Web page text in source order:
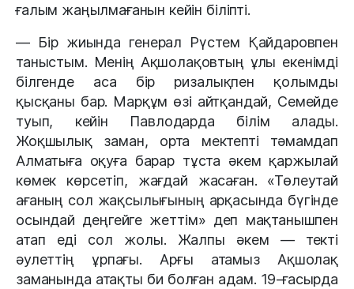
ғалым жаңылмағанын кейін біліпті.
— Бір жиында генерал Рүстем Қайдаровпен
таныстым. Менің Ақшолақовтың ұлы екенімді
білгенде аса бір ризалықпен қолымды
қысқаны бар. Марқұм өзі айтқандай, Семейде
туып, кейін Павлодарда білім алады.
Жоқшылық заман, орта мектепті тәмамдап
Алматыға оқуға барар тұста әкем қаржылай
көмек көрсетіп, жағдай жасаған. «Төлеутай
ағаның сол жақсылығының арқасында бүгінде
осындай деңгейге жеттім» деп мақтанышпен
атап еді сол жолы. Жалпы әкем — текті
әулеттің ұрпағы. Арғы атамыз Ақшолақ
заманында атақты би болған адам. 19-ғасырда